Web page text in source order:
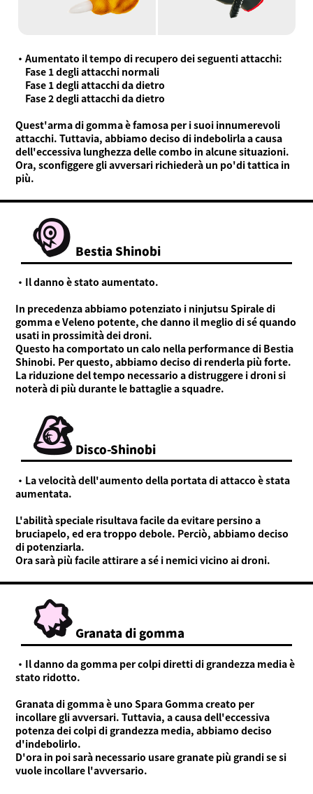
・Aumentato il tempo di recupero dei seguenti attacchi:
Fase 1 degli attacchi normali
Fase 1 degli attacchi da dietro
Fase 2 degli attacchi da dietro
Quest'arma di gomma è famosa per i suoi innumerevoli
attacchi. Tuttavia, abbiamo deciso di indebolirla a causa
dell'eccessiva lunghezza delle combo in alcune situazioni.
Ora, sconfiggere gli avversari richiederà un po'di tattica in
più.
Bestia Shinobi
・Il danno è stato aumentato.
In precedenza abbiamo potenziato i ninjutsu Spirale di
gomma e Veleno potente, che danno il meglio di sé quando
usati in prossimità dei droni.
Questo ha comportato un calo nella performance di Bestia
Shinobi. Per questo, abbiamo deciso di renderla più forte.
La riduzione del tempo necessario a distruggere i droni si
noterà di più durante le battaglie a squadre.
Disco-Shinobi
・La velocità dell'aumento della portata di attacco è stata
aumentata.
L'abilità speciale risultava facile da evitare persino a
bruciapelo, ed era troppo debole. Perciò, abbiamo deciso
di potenziarla.
Ora sarà più facile attirare a sé i nemici vicino ai droni.
Granata di gomma
・Il danno da gomma per colpi diretti di grandezza media è
stato ridotto.
Granata di gomma è uno Spara Gomma creato per
incollare gli avversari. Tuttavia, a causa dell'eccessiva
potenza dei colpi di grandezza media, abbiamo deciso
d'indebolirlo.
D'ora in poi sarà necessario usare granate più grandi se si
vuole incollare l'avversario.